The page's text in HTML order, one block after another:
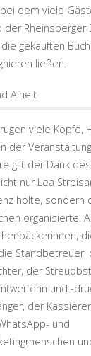
dem viele
der Rheinsberger
gekauften
ließen.
viele Köpfe,
der
gilt der Dank
nur Lea
holte, sondern
organisierte.
Standbetreuer,
der
und -
der
und